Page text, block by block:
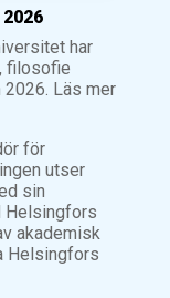
2026
har
filosofie
Läs mer
för
utser
sin
Helsingfors
akademisk
Helsingfors